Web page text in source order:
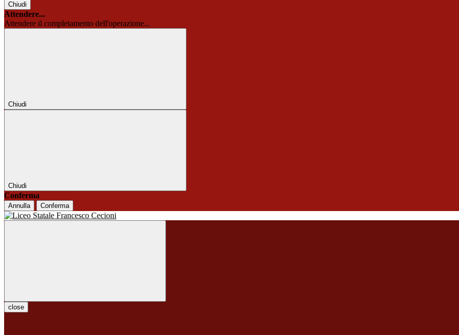
Chiudi
Attendere...
Attendere il completamento dell'operazione...
Chiudi
Chiudi
Conferma
Annulla Conferma
close